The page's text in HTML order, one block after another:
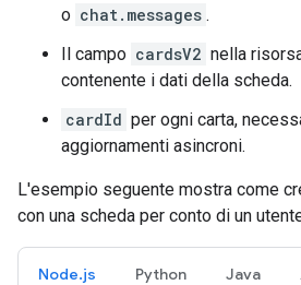
o chat.messages .
Il campo cardsV2 nella
contenente i dati della scheda.
cardId per ogni carta,
aggiornamenti asincroni.
L'esempio seguente mostra come
con una scheda per conto di un
Node.js Python Java